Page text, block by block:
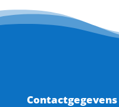
Contactgegevens